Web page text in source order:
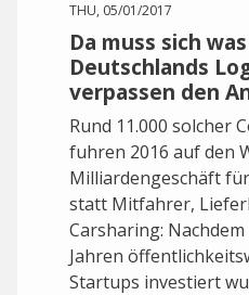
THU, 05/01/2017
Da muss sich
Deutschlands
verpassen den
Rund 11.000 solcher
fuhren 2016 auf den
Milliardengeschäft
statt Mitfahrer,
Carsharing:
Jahren
Startups investiert